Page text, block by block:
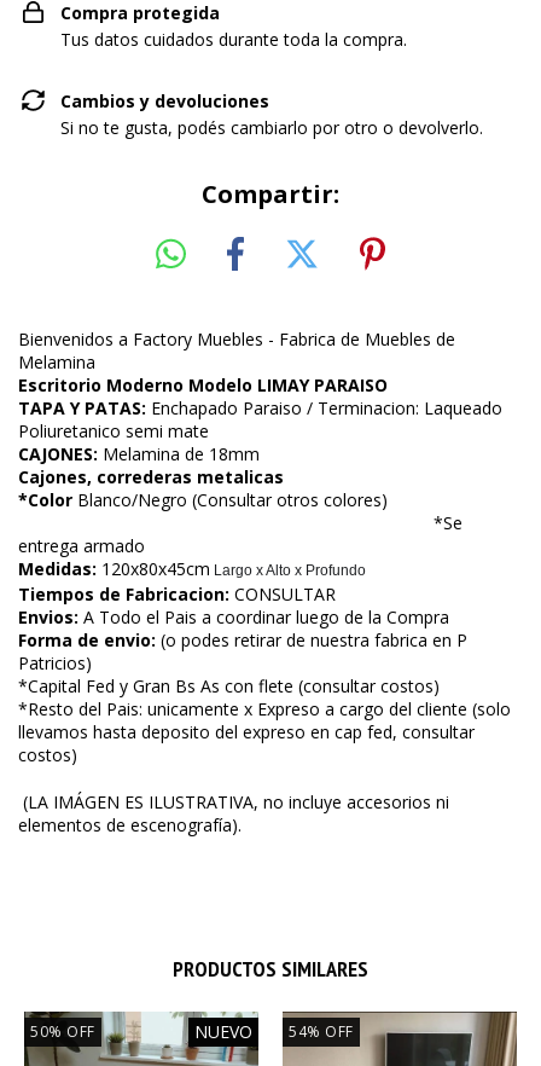
Compra protegida
Tus datos cuidados durante toda la compra.
Cambios y devoluciones
Si no te gusta, podés cambiarlo por otro o devolverlo.
Compartir:
Bienvenidos a Factory Muebles - Fabrica de Muebles de
Melamina
Escritorio Moderno Modelo LIMAY PARAISO
TAPA Y PATAS: Enchapado Paraiso / Terminacion: Laqueado
Poliuretanico semi mate
CAJONES: Melamina de 18mm
Cajones, correderas metalicas
*Color Blanco/Negro (Consultar otros colores)
*Se
entrega armado
Medidas: 120x80x45cm Largo x Alto x Profundo
Tiempos de Fabricacion: CONSULTAR
Envios: A Todo el Pais a coordinar luego de la Compra
Forma de envio: (o podes retirar de nuestra fabrica en P
Patricios)
*Capital Fed y Gran Bs As con flete (consultar costos)
*Resto del Pais: unicamente x Expreso a cargo del cliente (solo
llevamos hasta deposito del expreso en cap fed, consultar
costos)
(LA IMÁGEN ES ILUSTRATIVA, no incluye accesorios ni
elementos de escenografía).
PRODUCTOS SIMILARES
50% OFF NUEVO 54% OFF